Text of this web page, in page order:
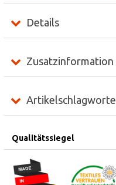
Details
Zusatzinformation
Artikelschlagworte
Qualitätssiegel